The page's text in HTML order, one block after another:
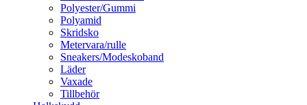
Polyester/Gummi
Polyamid
Skridsko
Metervara/rulle
Sneakers/Modeskoband
Läder
Vaxade
Tillbehör